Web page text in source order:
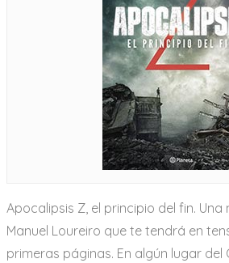
Apocalipsis Z, el principio del fin.
Manuel Loureiro que te tendrá en
primeras páginas. En algún lugar